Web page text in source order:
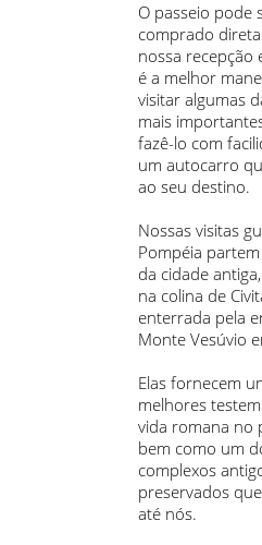
O passeio pode
comprado
nossa recepção
é a melhor
visitar algumas
mais
fazê-lo com
um autocarro
ao seu destino.
Nossas visitas
Pompéia
da cidade
na colina de
enterrada pela
Monte Vesúvio
Elas fornecem
melhores
vida romana no
bem como um
complexos
preservados
até nós.